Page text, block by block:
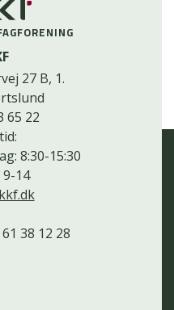
27 B, 1.
65 22
8:30-15:30
9-14
38 12 28